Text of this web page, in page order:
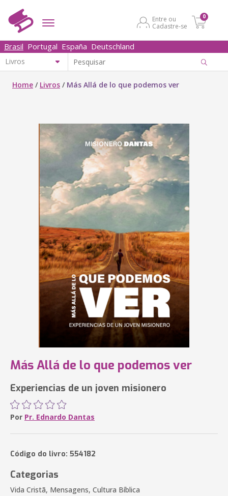
Entre ou
Cadastre-se
0
Brasil Portugal España Deutschland
Home / Livros / Más Allá de lo que podemos ver
Más Allá de lo que podemos ver
Experiencias de un joven misionero
Por Pr. Ednardo Dantas
Código do livro: 554182
Categorias
Vida Cristã, Mensagens, Cultura Bíblica